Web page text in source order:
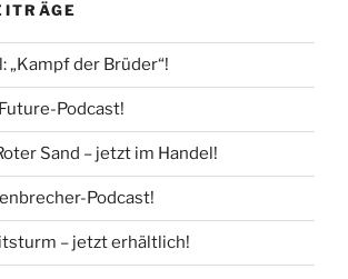
„Kampf der Brüder“!
Podcast!
Sand – jetzt im Handel!
Podcast!
– jetzt erhältlich!